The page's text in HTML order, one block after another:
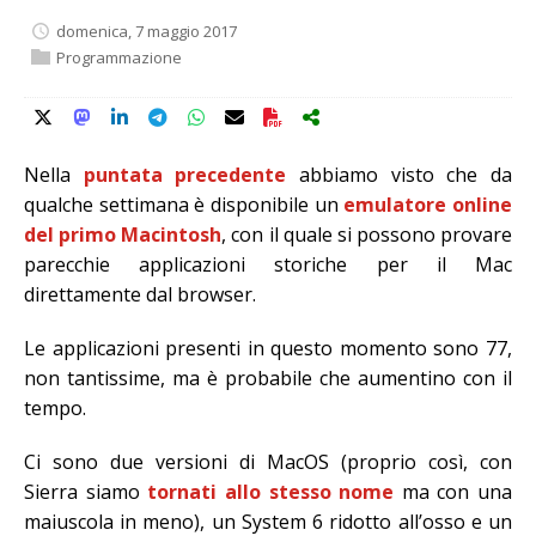
domenica, 7 maggio 2017
Programmazione
Nella puntata precedente abbiamo visto che da
qualche settimana è disponibile un emulatore online
del primo Macintosh, con il quale si possono provare
parecchie applicazioni storiche per il Mac
direttamente dal browser.
Le applicazioni presenti in questo momento sono 77,
non tantissime, ma è probabile che aumentino con il
tempo.
Ci sono due versioni di MacOS (proprio così, con
Sierra siamo tornati allo stesso nome ma con una
maiuscola in meno), un System 6 ridotto all’osso e un